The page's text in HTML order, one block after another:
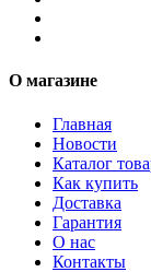
О магазине
Главная
Новости
Каталог
Как купить
Доставка
Гарантия
О нас
Контакты